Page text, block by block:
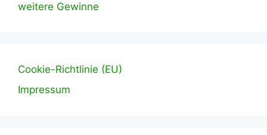
weitere Gewinne
Cookie-Richtlinie (EU)
Impressum